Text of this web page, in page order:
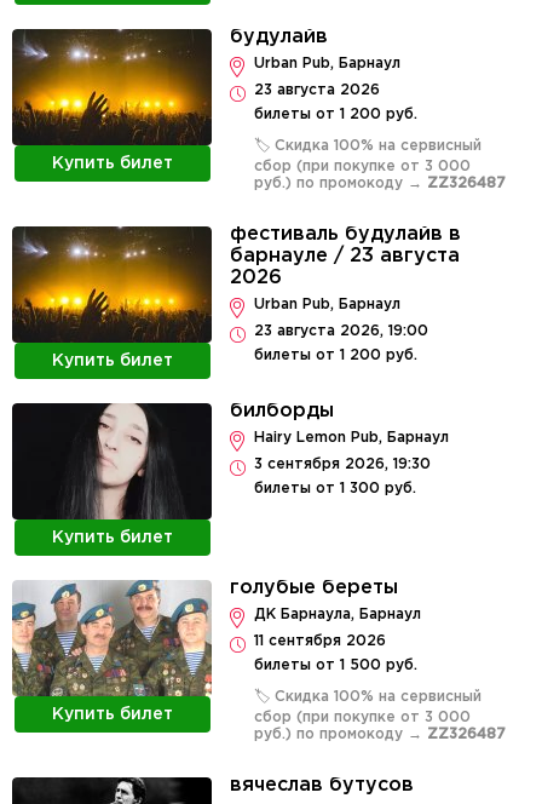
Купить билет
будулайв
Urban Pub, Барнаул
23 августа 2026
билеты от 1 200 руб.
🏷️ Скидка 100% на сервисный
сбор (при покупке от 3 000
руб.) по промокоду → ZZ326487
Купить билет
фестиваль будулайв в
барнауле / 23 августа
2026
Urban Pub, Барнаул
23 августа 2026, 19:00
билеты от 1 200 руб.
Купить билет
билборды
Hairy Lemon Pub, Барнаул
3 сентября 2026, 19:30
билеты от 1 300 руб.
Купить билет
голубые береты
ДК Барнаула, Барнаул
11 сентября 2026
билеты от 1 500 руб.
🏷️ Скидка 100% на сервисный
сбор (при покупке от 3 000
руб.) по промокоду → ZZ326487
вячеслав бутусов